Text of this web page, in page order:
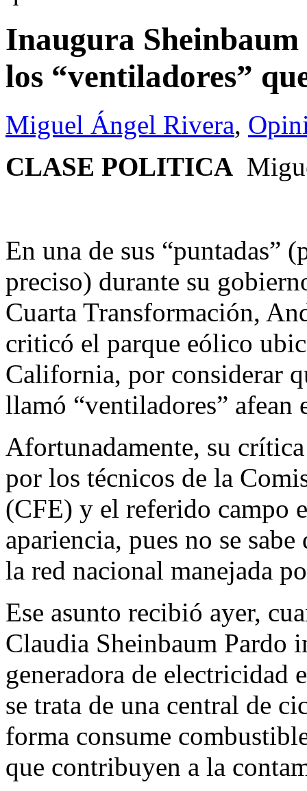
Inaugura
los “ventiladores”
Miguel Ángel Rivera,
CLASE POLITICA
En una de sus “puntadas”
preciso) durante su
Cuarta Transformación,
criticó el parque eólico
California, por considerar
llamó “ventiladores” afean
Afortunadamente, su
por los técnicos de la
(CFE) y el referido campo
apariencia, pues no se
la red nacional manejada
Ese asunto recibió ayer,
Claudia Sheinbaum Pardo
generadora de electricidad
se trata de una central de
forma consume
que contribuyen a la